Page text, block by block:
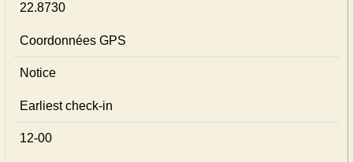
22.8730
Coordonnées GPS
Notice
Earliest check-in
12-00